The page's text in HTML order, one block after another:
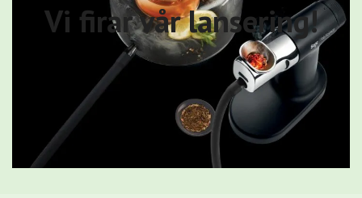
Vi firar vår lansering!